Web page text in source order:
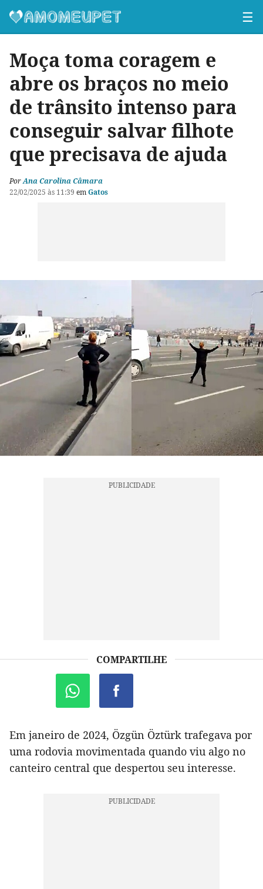
☰
Moça toma coragem e
abre os braços no meio
de trânsito intenso para
conseguir salvar filhote
que precisava de ajuda
PorAna Carolina Câmara
22/02/2025 às 11:39 emGatos
COMPARTILHE
Em janeiro de 2024, Özgün Öztürk trafegava por
uma rodovia movimentada quando viu algo no
canteiro central que despertou seu interesse.